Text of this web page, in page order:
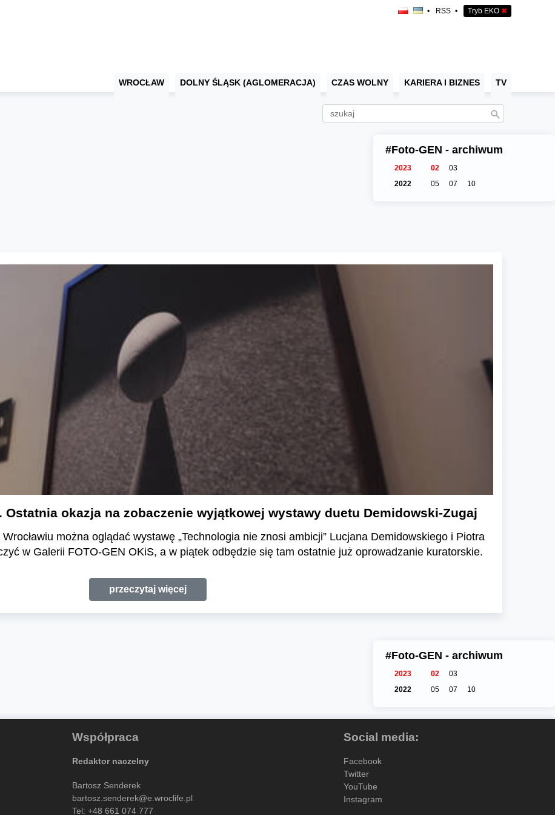
• RSS • Tryb EKO ✖
WROCŁAW DOLNY ŚLĄSK (AGLOMERACJA) CZAS WOLNY KARIERA I BIZNES TV
#Foto-GEN - archiwum
2023 02
03
2022
05 07 10
okazja na zobaczenie wyjątkowej wystawy duetu Demidowski-Zugaj
można oglądać wystawę „Technologia nie znosi ambicji” Lucjana Demidowskiego i Piotra
w Galerii FOTO-GEN OKiS, a w piątek odbędzie się tam ostatnie już oprowadzanie kuratorskie.
przeczytaj więcej
#Foto-GEN - archiwum
2023 02
03
2022
05 07 10
Współpraca
Redaktor naczelny
Bartosz Senderek
bartosz.senderek@e.wroclife.pl
Tel: +48 661 074 777
Social media:
Facebook
Twitter
YouTube
Instagram